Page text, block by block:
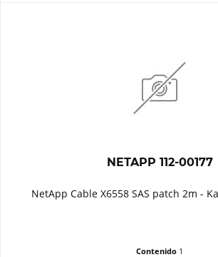
NETAPP 112-00177
NetApp Cable X6558 SAS patch 2m -
Contenido 1